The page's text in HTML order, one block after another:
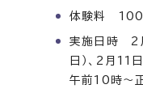
体験料 100
実施日時 2月
日）、2月11日
午前10時〜